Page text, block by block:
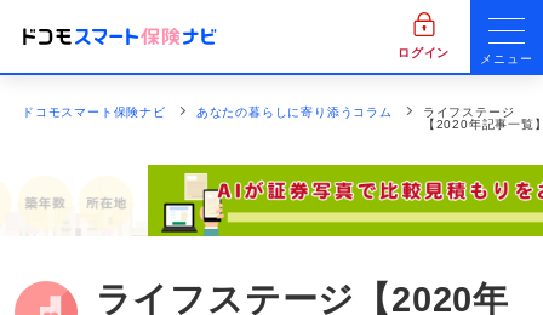
ログイン メニュー
ドコモスマート保険ナビ あなたの暮らしに寄り添うコラム
ライフステージ
【2020年記事一覧
ライフステージ【2020年